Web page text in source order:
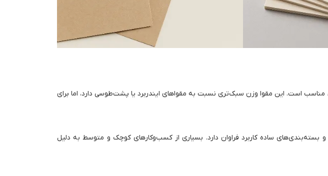
است. این مقوا وزن سبک‌تری نسبت به مقواهای ایندربرد یا پشت‌طوسی دارد، اما برای
ساده کاربرد فراوان دارد. بسیاری از کسب‌وکارهای کوچک و متوسط به دلیل